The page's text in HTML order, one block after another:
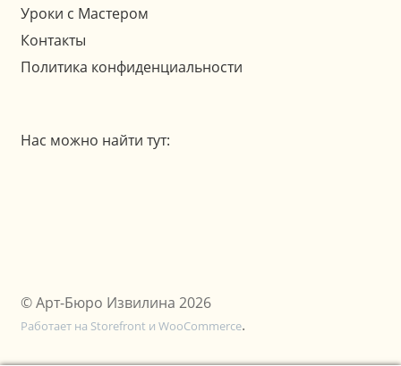
Уроки с Мастером
Контакты
Политика конфиденциальности
Нас можно найти тут:
© Арт-Бюро Извилина 2026
Работает на Storefront и WooCommerce.